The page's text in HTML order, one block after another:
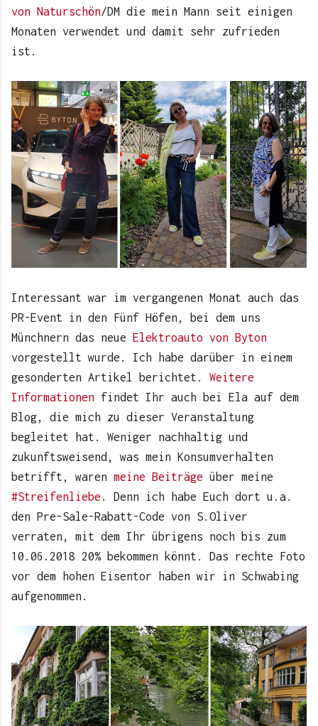
von Naturschön/DM die mein Mann seit einigen
Monaten verwendet und damit sehr zufrieden
ist.
Interessant war im vergangenen Monat auch das
PR-Event in den Fünf Höfen, bei dem uns
Münchnern das neue Elektroauto von Byton
vorgestellt wurde. Ich habe darüber in einem
gesonderten Artikel berichtet. Weitere
Informationen findet Ihr auch bei Ela auf dem
Blog, die mich zu dieser Veranstaltung
begleitet hat. Weniger nachhaltig und
zukunftsweisend, was mein Konsumverhalten
betrifft, waren meine Beiträge über meine
#Streifenliebe . Denn ich habe Euch dort u.a.
den Pre-Sale-Rabatt-Code von S.Oliver
verraten, mit dem Ihr übrigens noch bis zum
10.06.2018 20% bekommen könnt. Das rechte Foto
vor dem hohen Eisentor haben wir in Schwabing
aufgenommen.